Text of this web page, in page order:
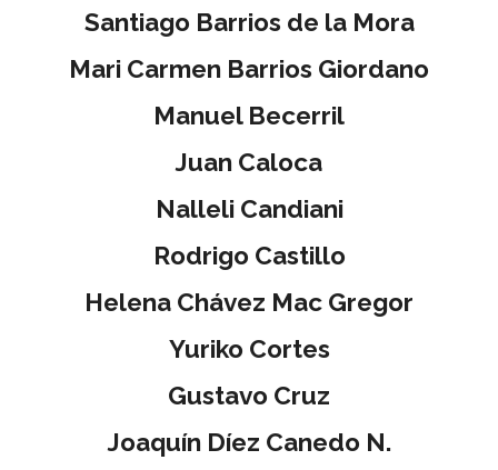
Santiago Barrios de la Mora
Mari Carmen Barrios Giordano
Manuel Becerril
Juan Caloca
Nalleli Candiani
Rodrigo Castillo
Helena Chávez Mac Gregor
Yuriko Cortes
Gustavo Cruz
Joaquín Díez Canedo N.